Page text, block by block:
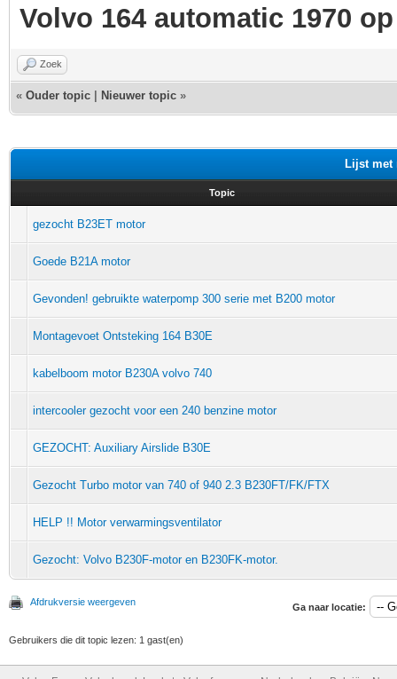
Volvo 164 automatic 1970
Zoek
« Ouder topic Nieuwer topic »
Lijst met
Topic
gezocht B23ET motor
Goede B21A motor
Gevonden! gebruikte waterpomp 300 serie met B200 motor
Montagevoet Ontsteking 164 B30E
kabelboom motor B230A volvo 740
intercooler gezocht voor een 240 benzine motor
GEZOCHT: Auxiliary Airslide B30E
Gezocht Turbo motor van 740 of 940 2.3 B230FT/FK/FTX
HELP !! Motor verwarmingsventilator
Gezocht: Volvo B230F-motor en B230FK-motor.
Afdrukversie weergeven Ga naar locatie:
Gebruikers die dit topic lezen: 1 gast(en)